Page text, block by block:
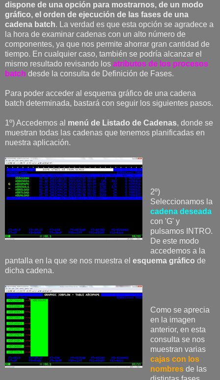
dispone de una opción para mostrarnos, de un modo
gráfico, el orden de ejecución de las fases de una
cadena batch. La verdad es que esta opción se agradece a
la hora de examinar cadenas con un alto número de
componentes, ya que nos permite ahorrar gran cantidad de
tiempo. En cualquier caso, también se podría alcanzar el
mismo resultado revisando los atributos de los procesos
batch desde la consulta de Definición de Fases.
Para poder acceder al esquema gráfico de una cadena
batch determinada, bastará con seguir los siguientes pasos.
1º) Accedemos al menú de Listado de Cadenas, donde se
muestran todas las cadenas que tenemos planificadas en
nuestra aplicación.
2º)
Seleccionamos la
cadena deseada
con 'G' y
pulsamos INTRO.
De este modo
accedemos a la
pantalla en la que se nos muestra el esquema gráfico de
dicha cadena.
Como se aprecia
en la imagen
anterior, en esta
consulta se nos
muestran varias
cajas con los
nombresde las